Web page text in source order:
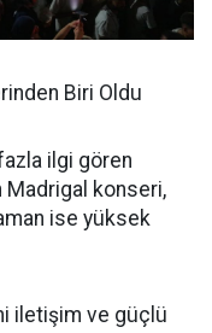
Biri Oldu
ilgi gören
Madrigal konseri,
ise yüksek
iletişim ve güçlü